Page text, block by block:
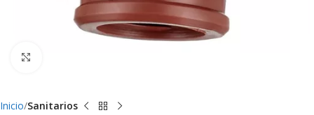
Inicio Sanitarios